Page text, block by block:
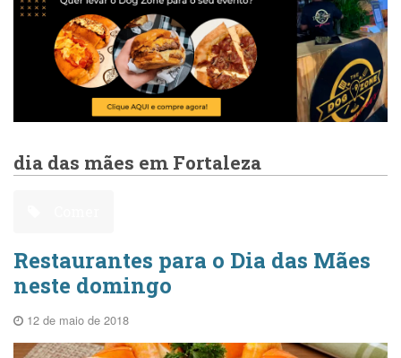
dia das mães em Fortaleza
Restaurantes para o Dia das Mães
neste domingo
12 de maio de 2018